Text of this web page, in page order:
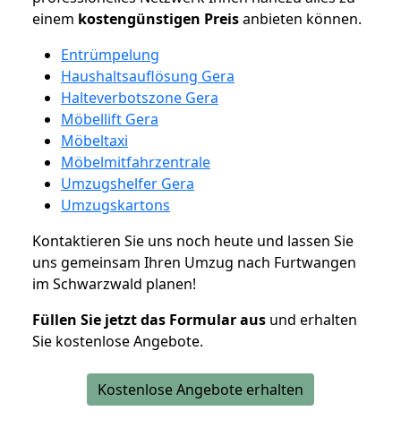
einem kostengünstigen Preisanbieten können.
Entrümpelung
Haushaltsauflösung Gera
Halteverbotszone Gera
Möbellift Gera
Möbeltaxi
Möbelmitfahrzentrale
Umzugshelfer Gera
Umzugskartons
Kontaktieren Sie uns noch heute und lassen Sie
uns gemeinsam Ihren Umzug nach Furtwangen
im Schwarzwald planen!
Füllen Sie jetzt das Formular aus und erhalten
Sie kostenlose Angebote.
Kostenlose Angebote erhalten